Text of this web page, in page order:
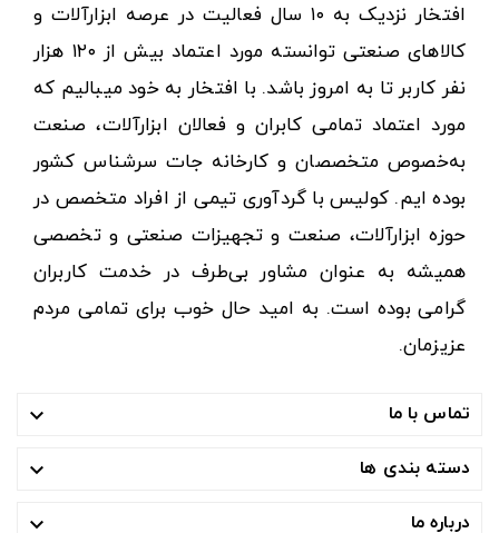
افتخار نزدیک به ۱۰ سال فعالیت در عرصه ابزارآلات و
کالاهای صنعتی توانسته مورد اعتماد بیش از ۱۲۰ هزار
نفر کاربر تا به امروز باشد. با افتخار به خود میبالیم که
مورد اعتماد تمامی کابران و فعالان ابزارآلات، صنعت
به‌خصوص متخصصان و کارخانه جات سرشناس کشور
بوده ایم. کولیس با گردآوری تیمی از افراد متخصص در
حوزه ابزارآلات، صنعت و تجهیزات صنعتی و تخصصی
همیشه به عنوان مشاور بی‌طرف در خدمت کاربران
گرامی بوده است. به امید حال خوب برای تمامی مردم
عزیزمان.
تماس با ما 
دسته بندی ها 
درباره ما 